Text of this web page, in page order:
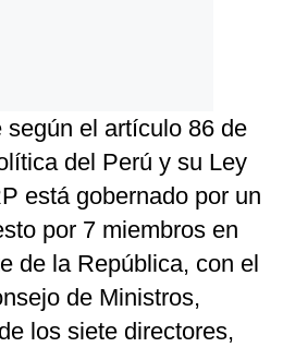
según el artículo 86 de
del Perú y su Ley
está gobernado por un
por 7 miembros en
de la República, con el
de Ministros,
los siete directores,